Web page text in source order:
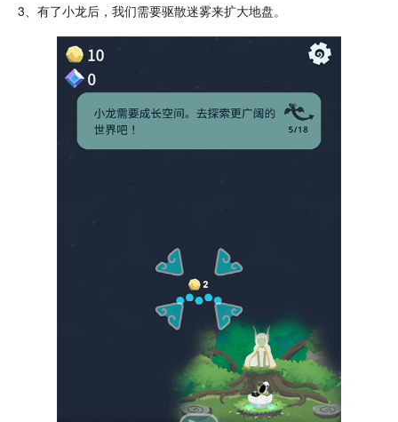
3、有了小龙后，我们需要驱散迷雾来扩大地盘。